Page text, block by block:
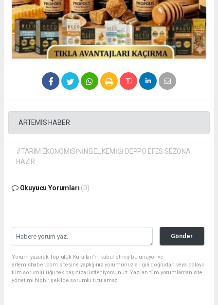
ARTEMİS HABER
#TARIM EKONOMİSİNİN BEL KEMİĞİ DEPPO EFES SEZONA
HAZIR
Okuyucu Yorumları (0)
Gönder
Yorum yazarak Topluluk Kuralları’nı kabul etmiş bulunuyor ve
artemishaber.com sitesine yaptığınız yorumunuzla ilgili doğrudan veya dolaylı
tüm sorumluluğu tek başınıza üstleniyorsunuz. Yazılan tüm yorumlardan site
yönetimi hiçbir şekilde sorumlu tutulamaz.